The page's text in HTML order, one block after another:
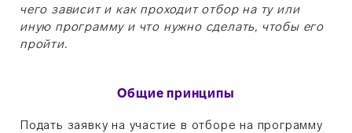
чего зависит и как проходит отбор на ту или
иную программу ичто нужно сделать, чтобы его
пройти.
Общие принципы
Подать заявку на участие в отборе на программу